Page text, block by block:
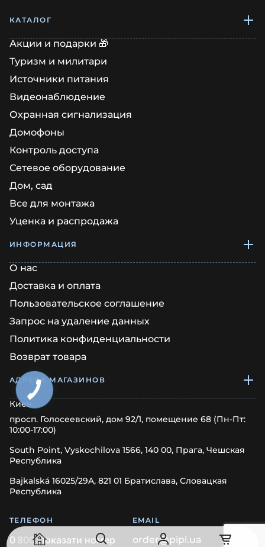
КАТАЛОГ
Акции и подарки 🎁
Туризм и милитари
Источники питания
Видеонаблюдение
Охранная сигнализация
Домофоны
Контроль доступа
Сетевое оборудование
Дом, сад
Все для монтажа
Уценка и распродажа
ИНФОРМАЦИЯ
О нас
Доставка и оплата
Пользовательское соглашение
Запрос на удаление данных
Политика конфиденциальности
Возврат товара
АДРЕСА МАГАЗИНОВ
Киев
просп. Голосеевский, дом 92/1, помещение 68 (Пн-Пт:
10:00-17:00)
South Point, Vyskochilova 1566, 140 00, Прага, Чешская
Республика
Bajkalská 16025/29A, 821 01 Братислава, Словацкая
Республика
ТЕЛЕФОН
0 80 0 Показати номер
EMAIL
order@pipl.ua